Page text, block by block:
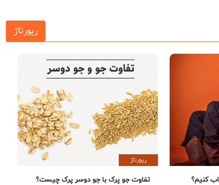
رپورتاژ
کنیم؟
رپورتاژ
تفاوت جو پرک با جو دوسر پرک چیست؟